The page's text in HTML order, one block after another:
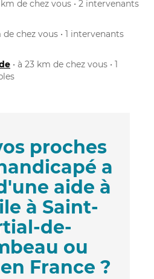
km de chez vous • 2 intervenants
de chez vous • 1 intervenants
• à 23 km de chez vous • 1
proches
a
aide à
à Saint-
de-
ou
France ?